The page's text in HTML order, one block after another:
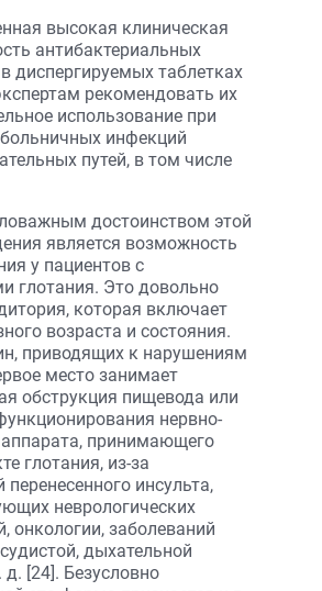
высокая клиническая
антибактериальных
диспергируемых таблетках
рекомендовать их
использование при
инфекций
путей, в том числе
достоинством этой
является возможность
у пациентов с
глотания. Это довольно
которая включает
возраста и состояния.
приводящих к нарушениям
место занимает
обструкция пищевода или
нервно-
принимающего
глотания, из-за
перенесенного инсульта,
неврологических
онкологии, заболеваний
дыхательной
[24]. Безусловно